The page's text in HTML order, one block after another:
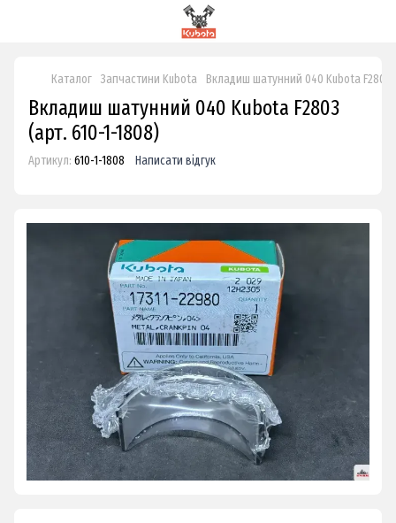
Каталог Запчастини Kubota Вкладиш шатунний 040 Kubota F2803
Вкладиш шатунний 040 Kubota F2803
(арт. 610-1-1808)
Артикул: 610-1-1808 Написати відгук